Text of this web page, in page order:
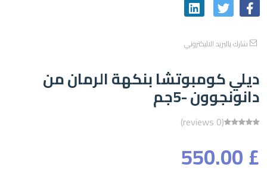
شارك بالبريد الاليكتروني
ديلي كومبوتشا بنكهة الرمان من
دانونجوون -5جم
(0 reviews)
£ 550.00